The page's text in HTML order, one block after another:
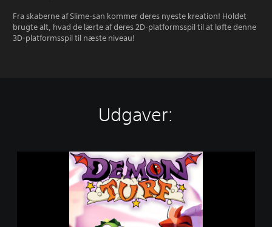
Fra skaberne af Slime-san kommer deres nyeste kreation! Holdet
brugte alt, hvad de lærte af deres 2D-platformsspil til at løfte denne
3D-platformsspil til næste niveau!
Udgaver: